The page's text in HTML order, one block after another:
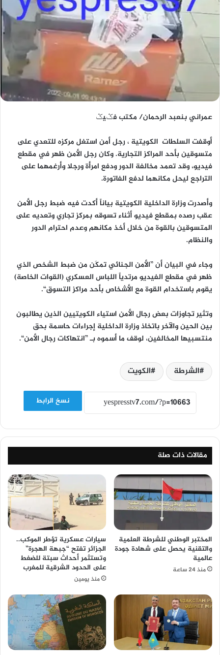
عمراني بنعبد الرحمان/ مكتب فݣيݣ
أوقفت السلطات الكويتية ، رجل أمن استغل مركزه للتعدي على
متسوقين بأحد المراكز التجارية. وكان رجل الأمن ظهر في مقطع
فيديو، وقد تعمد مخالفة الدور ودفع امرأة ورجلا وأرغمهما على
التراجع ليحل مكانهما لدفع الفاتورة.
وأصدرت وزارة الداخلية الكويتية بياناً أكدت فيه ضبط رجل الأمن
عقب رصده بمقطع فيديو أثناء تسوقه بمركز تجاري وتعديه على
المتسوقين بالقوة من خلال أخذ مكانهم وعدم احترام الدور
والنظام.
وجاء في البيان أن ”الأمن الجنائي تمكَن من ضبط الشخص الذي
ظهر في مقطع الفيديو مرتدياً اللباس العسكري (القوات الخاصة)
يقوم باستخدام القوة مع الأشخاص بأحد مراكز التسوق“.
وتثير تجاوزات بعض رجال الأمن استياء الكويتيين الذين يطالبون
بين الحين والآخر باتخاذ وزارة الداخلية إجراءات حاسمة بحق
منتسبيها المخالفين، لوقف ما أسموه بـ ”انتهاكات رجال الأمن“.
الشرطة الكويت
نسخ الرابط
مقالات ذات صلة
المختبر الوطني للشرطة العلمية
والتقنية يحصل على شهادة جودة
عالمية
منذ 24 ساعة
سيارات عسكرية تؤطر الموكب..
الجزائر تفتح “جبهة الهجرة”
وتستثمر أحداث سبتة للضغط
على الحدود الشرقية للمغرب
منذ يومين